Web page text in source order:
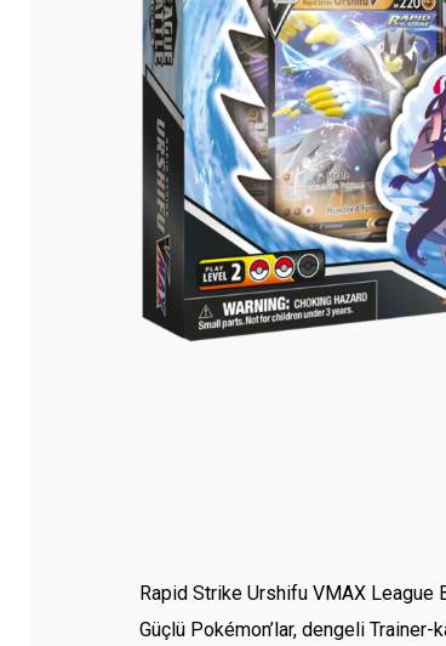
Rapid Strike Urshifu VMAX
Güçlü Pokémon’lar, dengeli